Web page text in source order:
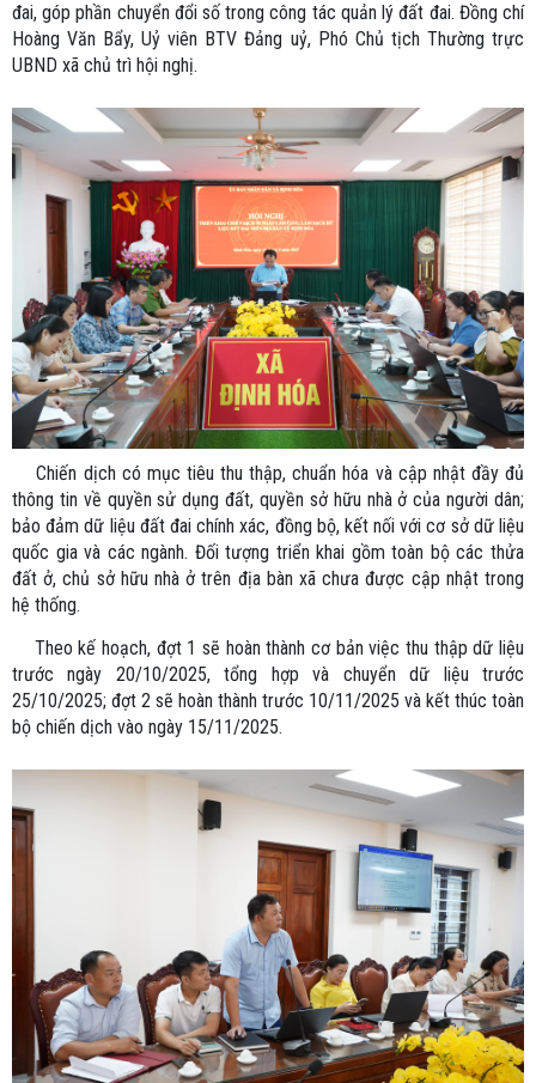
đai, góp phần chuyển đổi số trong công tác quản lý đất đai. Đồng chí
Hoàng Văn Bẩy, Uỷ viên BTV Đảng uỷ, Phó Chủ tịch Thường trực
UBND xã chủ trì hội nghị.
Chiến dịch có mục tiêu thu thập, chuẩn hóa và cập nhật đầy đủ
thông tin về quyền sử dụng đất, quyền sở hữu nhà ở của người dân;
bảo đảm dữ liệu đất đai chính xác, đồng bộ, kết nối với cơ sở dữ liệu
quốc gia và các ngành. Đối tượng triển khai gồm toàn bộ các thửa
đất ở, chủ sở hữu nhà ở trên địa bàn xã chưa được cập nhật trong
hệ thống.
Theo kế hoạch, đợt 1 sẽ hoàn thành cơ bản việc thu thập dữ liệu
trước ngày 20/10/2025, tổng hợp và chuyển dữ liệu trước
25/10/2025; đợt 2 sẽ hoàn thành trước 10/11/2025 và kết thúc toàn
bộ chiến dịch vào ngày 15/11/2025.